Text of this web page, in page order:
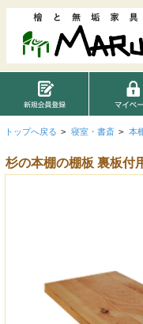
トップへ戻る > 寝室・書斎 > 本
杉の本棚の棚板 裏板付